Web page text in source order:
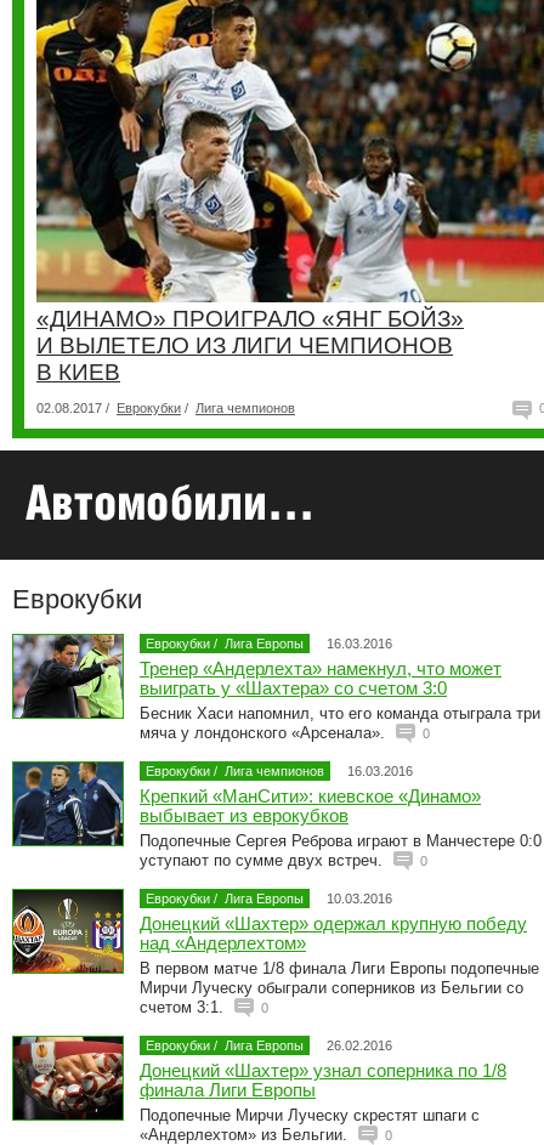
«ДИНАМО» ПРОИГРАЛО «ЯНГ БОЙЗ»
И ВЫЛЕТЕЛО ИЗ ЛИГИ ЧЕМПИОНОВ
В КИЕВ
02.08.2017 / Еврокубки / Лига чемпионов
Еврокубки
Еврокубки / Лига Европы 16.03.2016
Тренер «Андерлехта» намекнул, что может
выиграть у «Шахтера» со счетом 3:0
Бесник Хаси напомнил, что его команда отыграла три
мяча у лондонского «Арсенала».
0
Еврокубки / Лига чемпионов 16.03.2016
Крепкий «МанСити»: киевское «Динамо»
выбывает из еврокубков
Подопечные Сергея Реброва играют в Манчестере
уступают по сумме двух встреч.
0
Еврокубки / Лига Европы 10.03.2016
Донецкий «Шахтер» одержал крупную победу
над «Андерлехтом»
В первом матче 1/8 финала Лиги Европы подопечные
Мирчи Луческу обыграли соперников из Бельгии со
счетом 3:1.
0
Еврокубки / Лига Европы 26.02.2016
Донецкий «Шахтер» узнал соперника по 1/8
финала Лиги Европы
Подопечные Мирчи Луческу скрестят шпаги с
«Андерлехтом» из Бельгии.
0